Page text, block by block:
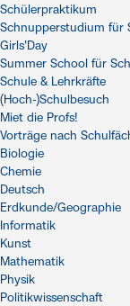
Schülerpraktikum
Schnupperstudium für
Girls'Day
Summer School für
Schule & Lehrkräfte
(Hoch-)Schulbesuch
Miet die Profs!
Vorträge nach
Biologie
Chemie
Deutsch
Erdkunde/Geographie
Informatik
Kunst
Mathematik
Physik
Politikwissenschaft